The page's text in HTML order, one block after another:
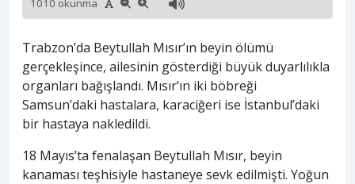
Trabzon’da Beytullah Mısır’ın beyin ölümü
gerçekleşince, ailesinin gösterdiği büyük duyarlılıkla
organları bağışlandı. Mısır’ın iki böbreği
Samsun’daki hastalara, karaciğeri ise İstanbul’daki
bir hastaya nakledildi.
18 Mayıs’ta fenalaşan Beytullah Mısır, beyin
kanaması teşhisiyle hastaneye sevk edilmişti. Yoğun